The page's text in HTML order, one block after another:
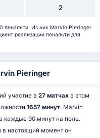
2
пенальти. Из них Marvin Pieringer
реализации пенальти для
Pieringer
участие в 27 матчахв этом
1657 минут. Marvin
каждые 90 минут на поле.
в настоящий момент он